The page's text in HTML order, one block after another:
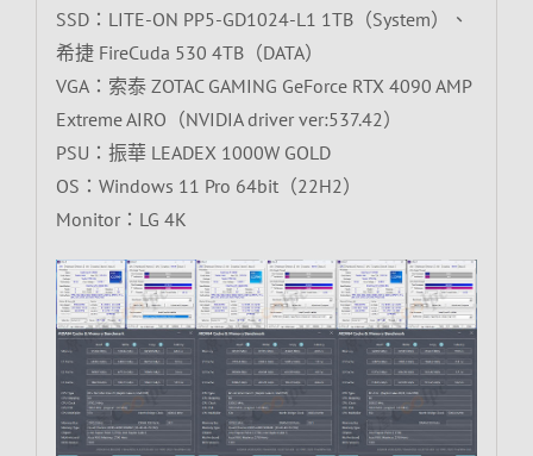
SSD：LITE-ON PP5-GD1024-L1 1TB（System）、
希捷 FireCuda 530 4TB（DATA）
VGA：索泰 ZOTAC GAMING GeForce RTX 4090 AMP
Extreme AIRO（NVIDIA driver ver:537.42）
PSU：振華 LEADEX 1000W GOLD
OS：Windows 11 Pro 64bit（22H2）
Monitor：LG 4K